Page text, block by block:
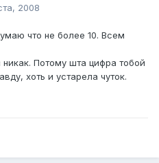
2008
что не более 10. Всем
никак. Потому шта цифра тобой
хоть и устарела чуток.